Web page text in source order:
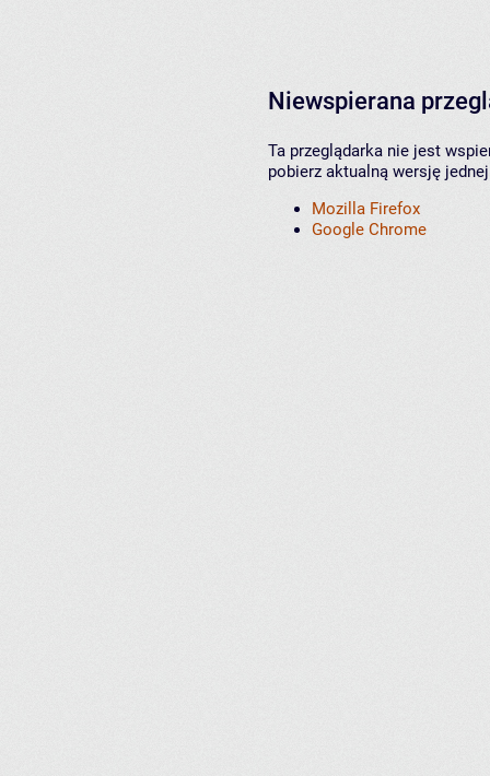
Niewspierana
Ta przeglądarka nie jest
pobierz aktualną wersję
Mozilla Firefox
Google Chrome